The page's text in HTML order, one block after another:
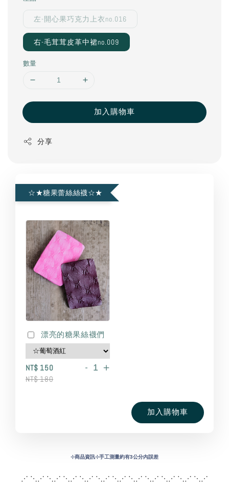
左-開心果巧克力上衣no.016
右-毛茸茸皮革中裙no.009
數量
加入購物車
分享
☆★糖果蕾絲絲襪☆★
漂亮的糖果絲襪們
NT$ 150
NT$ 180
- +
加入購物車
⊹商品資訊⊹手工測量約有3公分內誤差
⋰ ⋱⋰ ⋱⋰ ⋱⋰ ⋱⋰ ⋱⋰ ⋱⋰ ⋱⋰ ⋱ ⋰ ⋱⋰ ⋱⋰ ⋱⋰